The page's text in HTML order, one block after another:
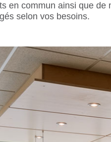
en commun ainsi que de
selon vos besoins.